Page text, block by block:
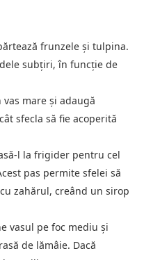
frunzele și tulpina.
subțiri, în funcție de
mare și adaugă
sfecla să fie acoperită
l la frigider pentru cel
pas permite sfelei să
zahărul, creând un sirop
vasul pe foc mediu și
de lămâie. Dacă